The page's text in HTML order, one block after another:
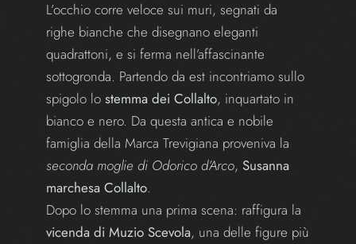
L’occhio corre veloce sui muri, segnati da
righe bianche che disegnano eleganti
quadrattoni, e si ferma nell’affascinante
sottogronda. Partendo da est incontriamo sullo
spigolo lostemma dei Collalto, inquartato in
bianco e nero. Da questa antica e nobile
famiglia della Marca Trevigiana proveniva la
seconda moglie di Odorico d’Arco,Susanna
marchesa Collalto.
Dopo lo stemma una prima scena: raffigura la
vicenda di Muzio Scevola, una delle figure più